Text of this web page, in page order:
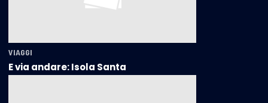
VIAGGI
E via andare: Isola Santa